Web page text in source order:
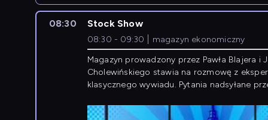
08:30 Stock Show
08:30 - 09:30
magazyn ekonomiczny
Magazyn prowadzony przez Pawła Blajera i
Cholewińskiego stawia na rozmowę z
klasycznego wywiadu. Pytania nadsyłane